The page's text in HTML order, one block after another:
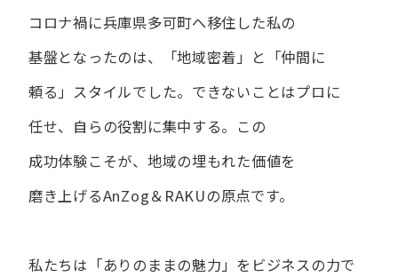
コロナ禍に​兵庫県多可町へ​移住した​私の​
基盤となったのは、
「地域密着」と​「仲間に​
頼る」スタイルでした。 できない​ことは​プロに​
任せ、​自らの​役割に​集中する。 この​
成功体験こそが、​地域の​埋もれた​価値を​
磨き上げる​AnZog＆RAKUの​原点です。
私たちは​「ありの​ままの​魅力」を​ビジネスの​力で​